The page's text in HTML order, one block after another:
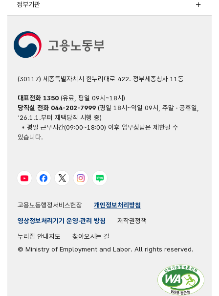
정부기관
(30117) 세종특별자치시 한누리대로 422. 정부세종청사 11동
대표전화 1350(유료, 평일 09시~18시)
당직실 전화 044-202-7999(평일 18시~익일 09시, 주말 · 공휴일,
'26.1.1.부터 재택당직 시행 중)
* 평일 근무시간(09:00~18:00) 이후 업무상담은 제한될 수
있습니다.
유튜브 페이스북트위터 인스타그램
블로그
고용노동행정서비스헌장
개인정보처리방침
영상정보처리기기 운영·관리 방침
저작권정책
누리집 안내지도
찾아오시는 길
© Ministry of Employment and Labor. All rights reserved.